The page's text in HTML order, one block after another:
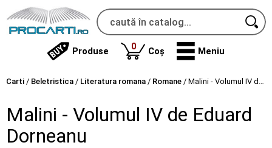
Produse 0produse
Coș Meniu
Carti / Beletristica / Literatura romana / Romane / Malini - Volumul IV de Eduard Dorneanu
Malini - Volumul IV de Eduard
Dorneanu